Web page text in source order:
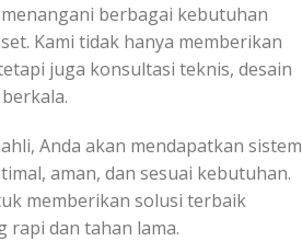
berbagai kebutuhan
Kami tidak hanya memberikan
juga konsultasi teknis, desain
Anda akan mendapatkan sistem
aman, dan sesuai kebutuhan.
memberikan solusi terbaik
rapi dan tahan lama.